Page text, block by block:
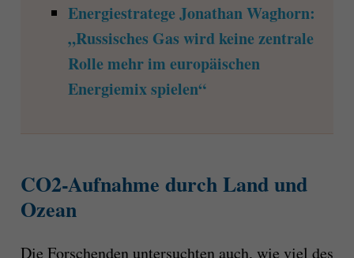
Energiestratege Jonathan Waghorn:
„Russisches Gas wird keine zentrale
Rolle mehr im europäischen
Energiemix spielen“
CO2-Aufnahme durch Land und
Ozean
Die Forschenden untersuchten auch, wie viel des